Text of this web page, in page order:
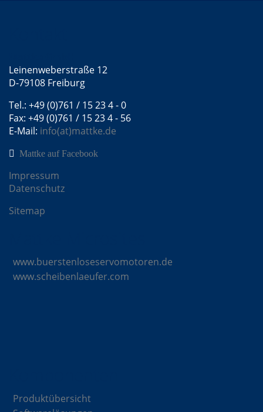
Leinenweberstraße 12
D-79108 Freiburg
Tel.: +49 (0)761 / 15 23 4 - 0
Fax: +49 (0)761 / 15 23 4 - 56
E-Mail: info(at)mattke.de
Mattke auf Facebook
Impressum
Datenschutz
Sitemap
www.buerstenloseservomotoren.de
www.scheibenlaeufer.com
Produktübersicht